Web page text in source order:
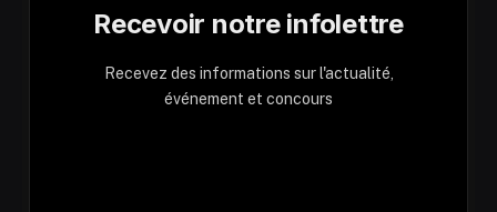
Recevoir notre infolettre
Recevez des informations sur l'actualité,
événement et concours